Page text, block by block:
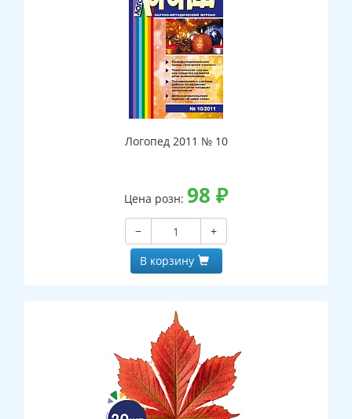
Логопед 2011 № 10
Цена розн: 98 ₽
−
+
В корзину